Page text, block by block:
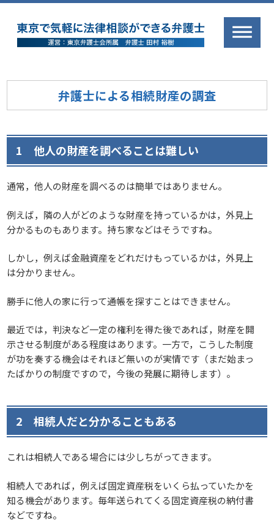
弁護士による相続財産の調査
1 他人の財産を調べることは難しい
通常，他人の財産を調べるのは簡単ではありません。
例えば，隣の人がどのような財産を持っているかは，外見上
分かるものもあります。持ち家などはそうですね。
しかし，例えば金融資産をどれだけもっているかは，外見上
は分かりません。
勝手に他人の家に行って通帳を探すことはできません。
最近では，判決など一定の権利を得た後であれば，財産を開
示させる制度がある程度はあります。一方で，こうした制度
が功を奏する機会はそれほど無いのが実情です（まだ始まっ
たばかりの制度ですので，今後の発展に期待します）。
2 相続人だと分かることもある
これは相続人である場合には少しちがってきます。
相続人であれば，例えば固定資産税をいくら払っていたかを
知る機会があります。毎年送られてくる固定資産税の納付書
などですね。